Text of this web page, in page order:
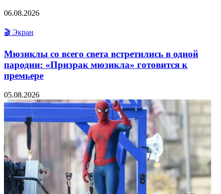
06.08.2026
🎬 Экран
Мюзиклы со всего света встретились в одной
пародии: «Призрак мюзикла» готовится к
премьере
05.08.2026